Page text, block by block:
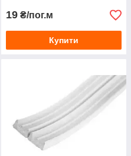
19 ₴/пог.м
Купити